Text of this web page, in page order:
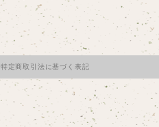
特定商取引法に基づく表記